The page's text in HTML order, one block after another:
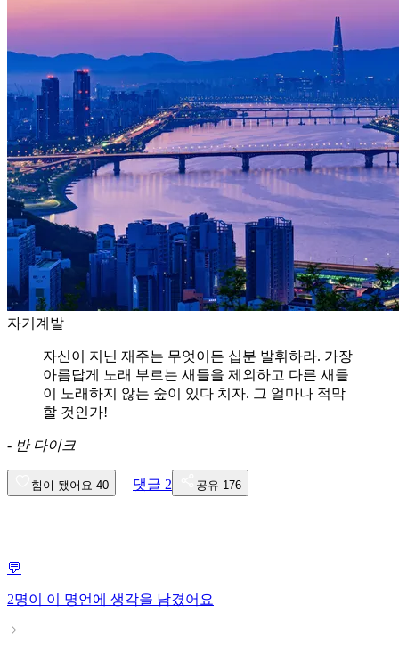
자기계발
자신이 지닌 재주는 무엇이든 십분 발휘하라. 가장
아름답게 노래 부르는 새들을 제외하고 다른 새들
이 노래하지 않는 숲이 있다 치자. 그 얼마나 적막
할 것인가!
- 반 다이크
힘이 됐어요 40 댓글 2 공유 176
💬
2명이 이 명언에 생각을 남겼어요